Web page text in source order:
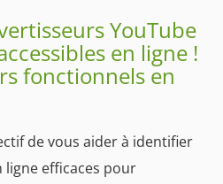
YouTube
en ligne !
fonctionnels en
de vous aider à identifier
efficaces pour